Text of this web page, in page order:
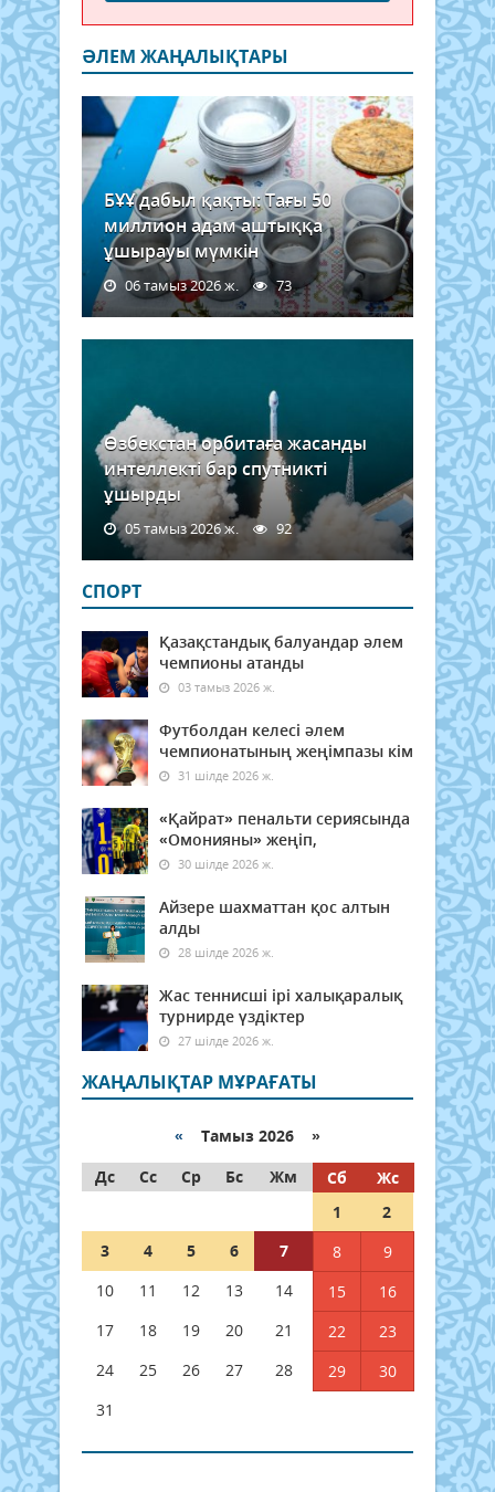
ӘЛЕМ ЖАҢАЛЫҚТАРЫ
БҰҰ дабыл қақты: Тағы 50
миллион адам аштыққа
ұшырауы мүмкін
06 тамыз 2026 ж. 73
Өзбекстан орбитаға жасанды
интеллекті бар спутникті
ұшырды
05 тамыз 2026 ж. 92
СПОРТ
Қазақстандық балуандар әлем
чемпионы атанды
03 тамыз 2026 ж.
Футболдан келесі әлем
чемпионатының жеңімпазы кім
31 шілде 2026 ж.
«Қайрат» пенальти сериясында
«Омонияны» жеңіп,
30 шілде 2026 ж.
Айзере шахматтан қос алтын
алды
28 шілде 2026 ж.
Жас теннисші ірі халықаралық
турнирде үздіктер
27 шілде 2026 ж.
ЖАҢАЛЫҚТАР МҰРАҒАТЫ
« Тамыз 2026 »
Дс
Сс Ср Бс Жм Сб
Жс
1
2
3
4 5 6 7 8
9
10
11 12 13 14 15
16
17
18 19 20 21 22
23
24
25 26 27 28 29
30
31